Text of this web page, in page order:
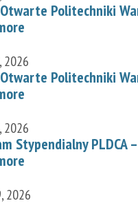
Politechniki
2026
Politechniki
2026
Stypendialny PLDCA
2026